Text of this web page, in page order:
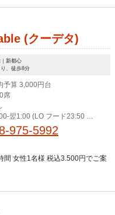
(クーデタ)
新都心
、徒歩8分
予算 3,000円台
席
翌1:00 (LO フード23:50 ド
金土祝前18:00-翌2:00 (L
975-5992
間 女性1名様 税込3.500円でご案